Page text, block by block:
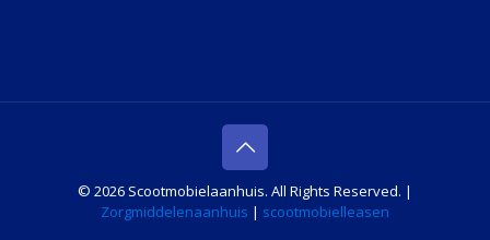
© 2026 Scootmobielaanhuis. All Rights Reserved. |
Zorgmiddelenaanhuis | scootmobielleasen